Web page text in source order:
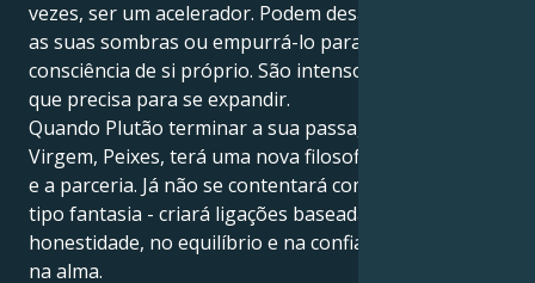
vezes, ser um acelerador. Podem desafiá-lo, refletir
as suas sombras ou empurrá-lo para uma maior
consciência de si próprio. São intensos, mas é disso
que precisa para se expandir.
Quando Plutão terminar a sua passagem por
Virgem, Peixes, terá uma nova filosofia sobre o amor
e a parceria. Já não se contentará com relações do
tipo fantasia - criará ligações baseadas na
honestidade, no equilíbrio e na confiança profunda
na alma.